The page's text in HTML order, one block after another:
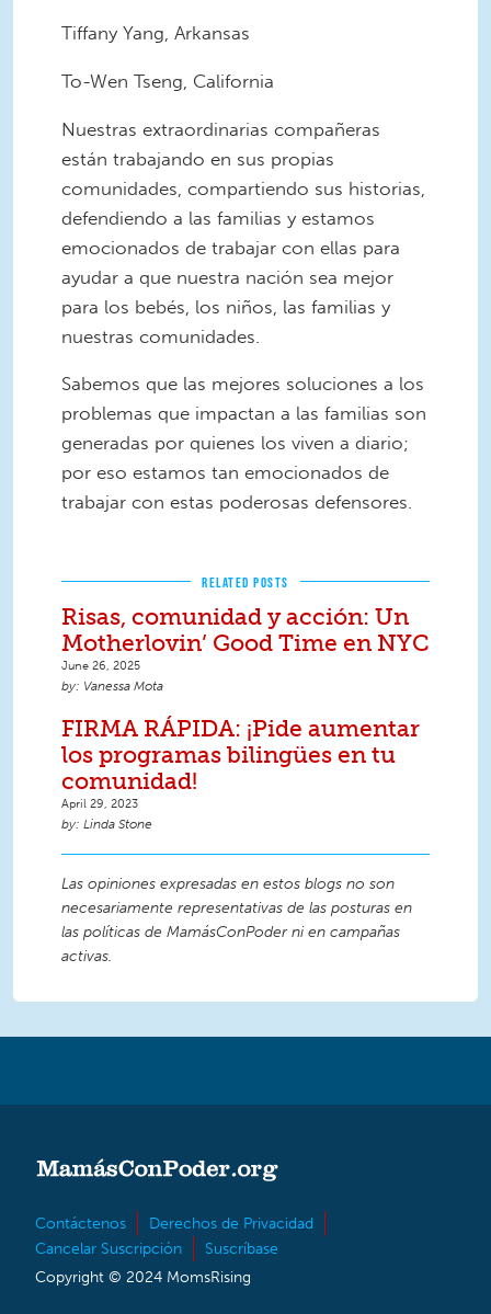
Tiffany Yang, Arkansas
To-Wen Tseng, California
Nuestras extraordinarias compañeras
están trabajando en sus propias
comunidades, compartiendo sus historias,
defendiendo a las familias y estamos
emocionados de trabajar con ellas para
ayudar a que nuestra nación sea mejor
para los bebés, los niños, las familias y
nuestras comunidades.
Sabemos que las mejores soluciones a los
problemas que impactan a las familias son
generadas por quienes los viven a diario;
por eso estamos tan emocionados de
trabajar con estas poderosas defensores.
RELATED POSTS
Risas, comunidad y acción: Un
Motherlovin’ Good Time en NYC
June 26, 2025
Vanessa Mota
FIRMA RÁPIDA: ¡Pide aumentar
los programas bilingües en tu
comunidad!
April 29, 2023
Linda Stone
Las opiniones expresadas en estos blogs no son
necesariamente representativas de las posturas en
las políticas de MamásConPoder ni en campañas
activas.
Contáctenos
Derechos de Privacidad
Cancelar Suscripción
Suscríbase
Copyright © 2024 MomsRising